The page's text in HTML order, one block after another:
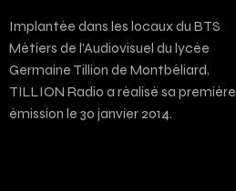
Implantée dans les locaux du BTS
Métiers de l’Audiovisuel du lycée
Germaine Tillion de Montbéliard,
TILLION Radio a réalisé sa première
émission le 30 janvier 2014.